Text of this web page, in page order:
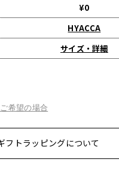
¥0
HYACCA
サイズ・詳細
希望の場合
フトラッピングについて